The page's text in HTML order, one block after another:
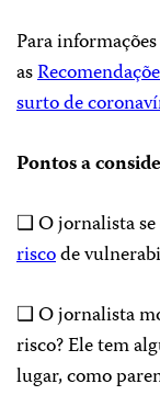
Para
as
surto de
Pontos a
❑ O jornalista
riscode
❑ O jornalista
risco? Ele tem
lugar, como